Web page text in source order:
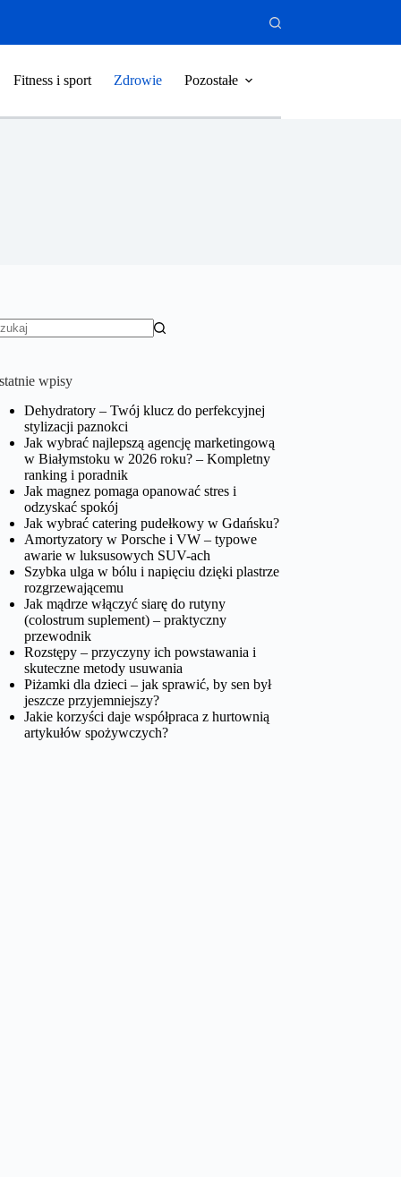
Fitness i sport Zdrowie Pozostałe
wpisy
Dehydratory – Twój klucz do perfekcyjnej
stylizacji paznokci
Jak wybrać najlepszą agencję marketingową
w Białymstoku w 2026 roku? – Kompletny
ranking i poradnik
Jak magnez pomaga opanować stres i
odzyskać spokój
Jak wybrać catering pudełkowy w Gdańsku?
Amortyzatory w Porsche i VW – typowe
awarie w luksusowych SUV-ach
Szybka ulga w bólu i napięciu dzięki plastrze
rozgrzewającemu
Jak mądrze włączyć siarę do rutyny
(colostrum suplement) – praktyczny
przewodnik
Rozstępy – przyczyny ich powstawania i
skuteczne metody usuwania
Piżamki dla dzieci – jak sprawić, by sen był
jeszcze przyjemniejszy?
Jakie korzyści daje współpraca z hurtownią
artykułów spożywczych?